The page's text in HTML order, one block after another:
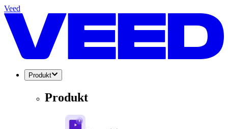
Veed
Produkt
Produkt